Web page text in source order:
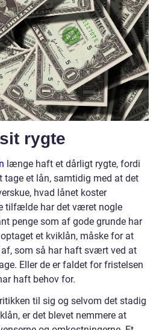
rygte
længe haft et dårligt rygte, fordi
et lån, samtidig med at det
hvad lånet koster
tilfælde har det været nogle
penge som af gode grunde har
et kviklån, måske for at
som så har haft svært ved at
Eller de er faldet for fristelsen
haft behov for.
til sig og selvom det stadig
er det blevet nemmere at